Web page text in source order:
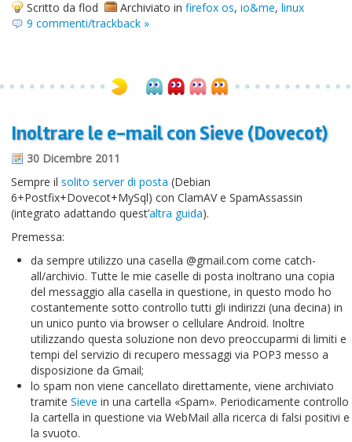
Scritto da flod Archiviato in firefox os, io&me, linux
9 commenti/trackback »
Inoltrare le e-mail con Sieve (Dovecot)
30 Dicembre 2011
Sempre il solito server di posta (Debian
6+Postfix+Dovecot+MySql) con ClamAV e SpamAssassin
(integrato adattando quest’altra guida).
Premessa:
da sempre utilizzo una casella @gmail.com come catch-
all/archivio. Tutte le mie caselle di posta inoltrano una copia
del messaggio alla casella in questione, in questo modo ho
costantemente sotto controllo tutti gli indirizzi (una decina) in
un unico punto via browser o cellulare Android. Inoltre
utilizzando questa soluzione non devo preoccuparmi di limiti e
tempi del servizio di recupero messaggi via POP3 messo a
disposizione da Gmail;
lo spam non viene cancellato direttamente, viene archiviato
tramite Sieve in una cartella «Spam». Periodicamente controllo
la cartella in questione via WebMail alla ricerca di falsi positivi e
la svuoto.